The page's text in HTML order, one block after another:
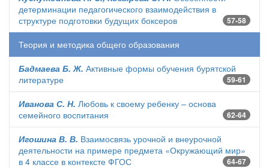
детерминации педагогического взаимодействия в
структуре подготовки будущих боксеров
57-58
Теория и методика общего образования
Бадмаева Б. Ж. Активные формы обучения бурятской
литературе
59-61
Иванова С. Н. Любовь к своему ребенку – основа
семейного воспитания
62-64
Игошина В. В. Взаимосвязь урочной и внеурочной
деятельности на примере предмета «Окружающий мир»
в 4 классе в контексте ФГОС
64-67